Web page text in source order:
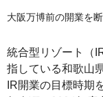
大阪万博前の開業を
統合型リゾート（
指している和歌山
IR開業の目標時期